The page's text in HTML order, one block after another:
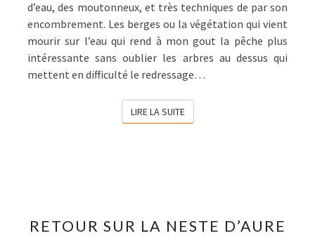
d’eau, des moutonneux, et très techniques de par son
encombrement. Les berges ou la végétation qui vient
mourir sur l’eau qui rend à mon gout la pêche plus
intéressante sans oublier les arbres au dessus qui
mettent en difficulté le redressage…
LIRE LA SUITELIRE LA SUITE
SUR
RETOUR SUR LA NESTE D’AURE